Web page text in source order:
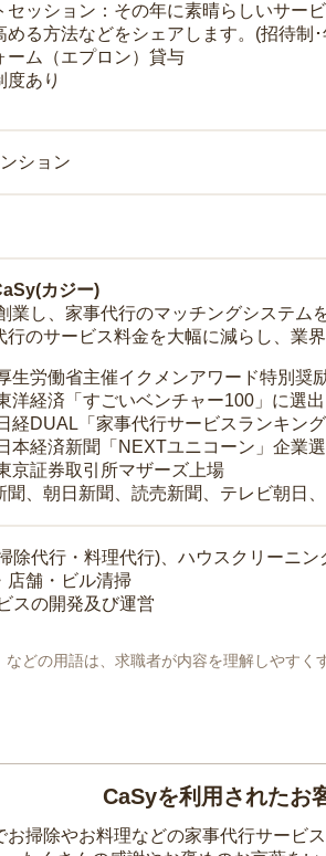
セッション：その年に素晴らしいサー
める方法などをシェアします。(招待制
ム（エプロン）貸与
あり
ション
カジー)
業し、家事代行のマッチングシステム
行のサービス料金を大幅に減らし、業界
労働省主催イクメンアワード特別奨
経済「すごいベンチャー100」に選出
DUAL「家事代行サービスランキン
経済新聞「NEXTユニコーン」企業
証券取引所マザーズ上場
聞、朝日新聞、読売新聞、テレビ朝日
除代行・料理代行)、ハウスクリーニン
店舗・ビル清掃
スの開発及び運営
どの用語は、求職者が内容を理解しやすく
CaSyを利用されたお
掃除やお料理などの家事代行サービ